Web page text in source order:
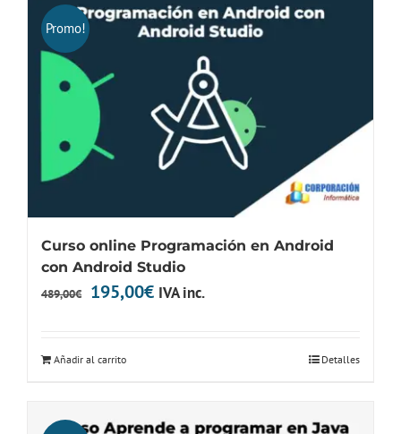
Promo!
Curso online Programación en Android
con Android Studio
489,00€
El
195,00€ElIVA inc.
Añadir al carrito Detalles